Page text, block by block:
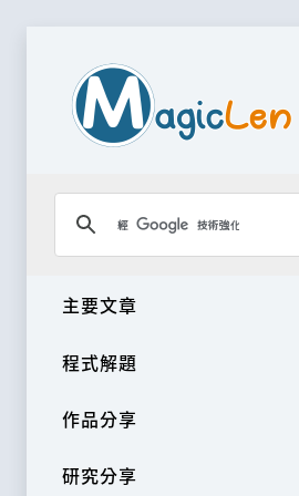
主要文章
程式解題
作品分享
研究分享